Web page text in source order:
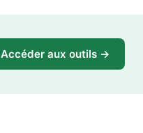
Accéder aux outils →